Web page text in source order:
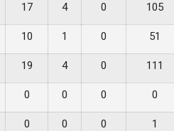
17 4 0 105
10 1 0 51
19 4 0 111
0 0 0 0
0 0 0 1